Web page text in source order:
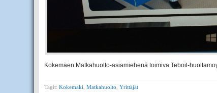
Kokemäen Matkahuolto-asiamiehenä toimiva Teboil-
Tagit: Kokemäki Matkahuolto Yrittäjät